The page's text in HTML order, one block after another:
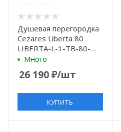
Душевая перегородка
Cezares Liberta 80
LIBERTA-L-1-TB-80-
GR-Cr профиль Хром
Много
26 190₽/шт
КУПИТЬ